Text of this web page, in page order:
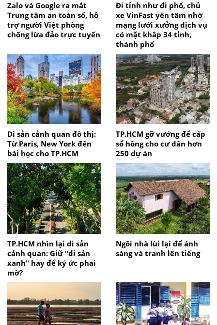
Zalo và Google ra mắt
Trung tâm an toàn số, hỗ
trợ người Việt phòng
chống lừa đảo trực tuyến
Đi tỉnh như đi phố, chủ
xe VinFast yên tâm nhờ
mạng lưới xưởng dịch vụ
có mặt khắp 34 tỉnh,
thành phố
Di sản cảnh quan đô thị:
Từ Paris, New York đến
bài học cho TP.HCM
TP.HCM gỡ vướng để cấp
sổ hồng cho cư dân hơn
250 dự án
TP.HCM nhìn lại di sản
cảnh quan: Giữ "di sản
xanh" hay để ký ức phai
mờ?
Ngôi nhà lùi lại để ánh
sáng và tranh lên tiếng